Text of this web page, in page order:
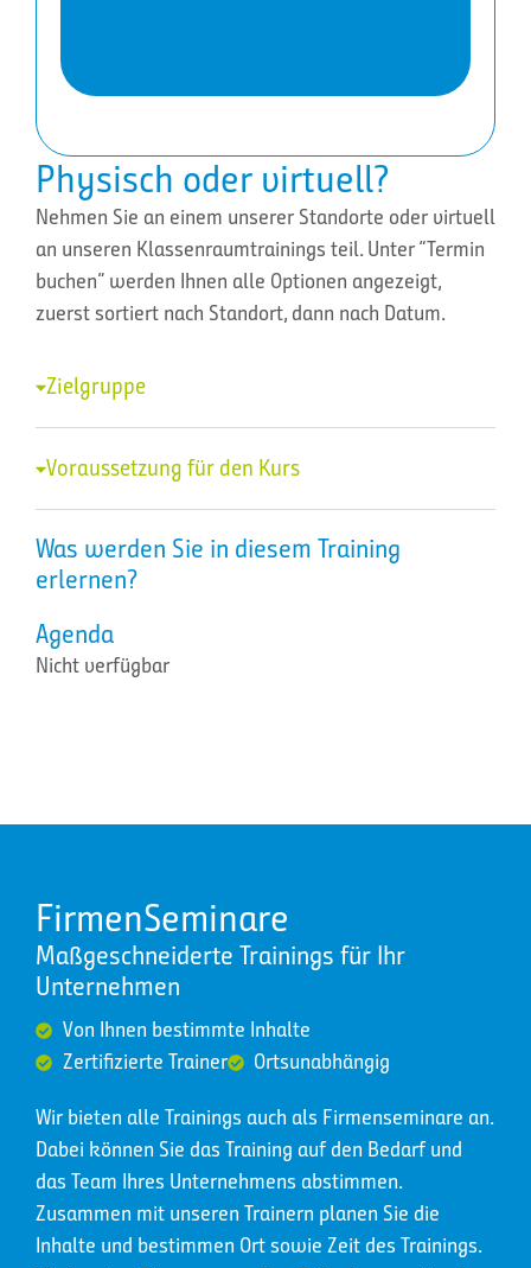
Physisch oder virtuell?
Nehmen Sie an einem unserer Standorte oder virtuell
an unseren Klassenraumtrainings teil. Unter “Termin
buchen” werden Ihnen alle Optionen angezeigt,
zuerst sortiert nach Standort, dann nach Datum.
Zielgruppe
Voraussetzung für den Kurs
Was werden Sie in diesem Training
erlernen?
Agenda
Nicht verfügbar
FirmenSeminare
Maßgeschneiderte Trainings für Ihr
Unternehmen
Von Ihnen bestimmte Inhalte
Zertifizierte Trainer
Ortsunabhängig
Wir bieten alle Trainings auch als Firmenseminare an.
Dabei können Sie das Training auf den Bedarf und
das Team Ihres Unternehmens abstimmen.
Zusammen mit unseren Trainern planen Sie die
Inhalte und bestimmen Ort sowie Zeit des Trainings.